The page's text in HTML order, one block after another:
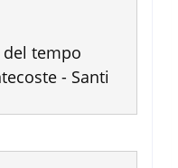
tempo
- Santi